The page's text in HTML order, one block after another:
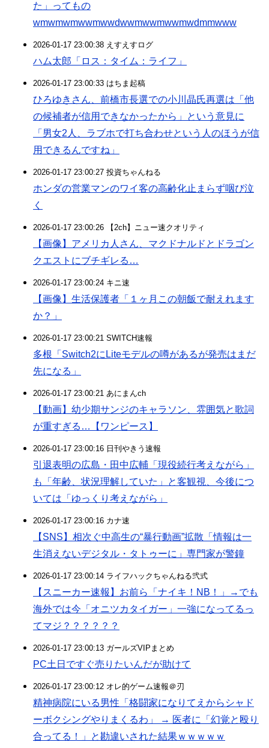
た」ってもの
wmwmwmwwmwwdwwmwwmwwmwdmmwww
2026-01-17 23:00:38 えすえすログ
ハム太郎「ロス：タイム：ライフ」
2026-01-17 23:00:33 はちま起稿
ひろゆきさん、前橋市長選での小川晶氏再選は「他
の候補者が信用できなかったから」という意見に
「男女2人、ラブホで打ち合わせという人のほうが信
用できるんですね」
2026-01-17 23:00:27 投資ちゃんねる
ホンダの営業マンのワイ客の高齢化止まらず咽び泣
く
2026-01-17 23:00:26 【2ch】ニュー速クオリティ
【画像】アメリカ人さん、マクドナルドとドラゴン
クエストにブチギレる…
2026-01-17 23:00:24 キニ速
【画像】生活保護者「１ヶ月この朝飯で耐えれます
か？」
2026-01-17 23:00:21 SWITCH速報
多根「Switch2にLiteモデルの噂があるが発売はまだ
先になる」
2026-01-17 23:00:21 あにまんch
【動画】幼少期サンジのキャラソン、雰囲気と歌詞
が重すぎる…【ワンピース】
2026-01-17 23:00:16 日刊やきう速報
引退表明の広島・田中広輔「現役続行考えながら」
も「年齢、状況理解していた」と客観視、今後につ
いては「ゆっくり考えながら」
2026-01-17 23:00:16 カナ速
【SNS】相次ぐ中高生の“暴行動画”拡散「情報は一
生消えないデジタル・タトゥーに」専門家が警鐘
2026-01-17 23:00:14 ライフハックちゃんねる弐式
【スニーカー速報】お前ら「ナイキ！NB！」→でも
海外では今「オニツカタイガー」一強になってるっ
てマジ？？？？？？
2026-01-17 23:00:13 ガールズVIPまとめ
PC土日ですぐ売りたいんだが助けて
2026-01-17 23:00:12 オレ的ゲーム速報＠刃
精神病院にいる男性「格闘家になりてえからシャド
ーボクシングやりまくるわ」 → 医者に「幻覚と殴り
合ってる！」と勘違いされた結果ｗｗｗｗｗ